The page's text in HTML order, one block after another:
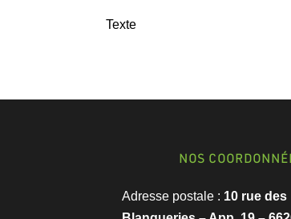
Texte
NOS
Adresse postale : 10 rue des